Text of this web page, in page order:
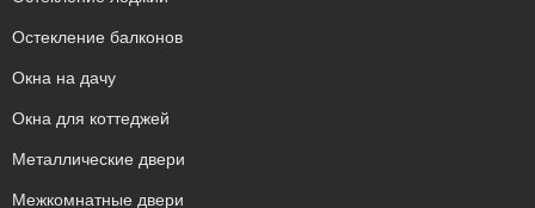
Остекление балконов
Окна на дачу
Окна для коттеджей
Металлические двери
Межкомнатные двери